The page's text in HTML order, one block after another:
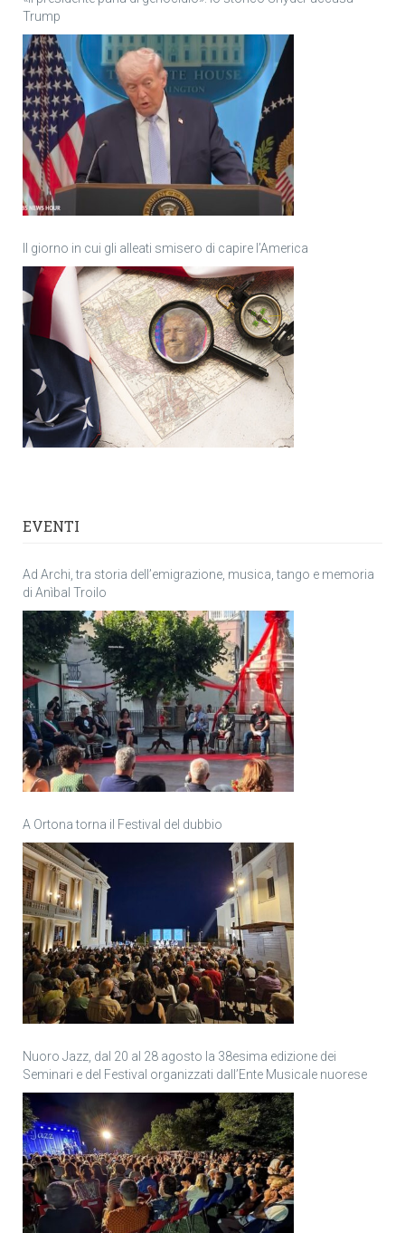
Trump
Il giorno in cui gli alleati smisero di capire l’America
EVENTI
Ad Archi, tra storia dell’emigrazione, musica, tango e memoria
di Anìbal Troilo
A Ortona torna il Festival del dubbio
Nuoro Jazz, dal 20 al 28 agosto la 38esima edizione dei
Seminari e del Festival organizzati dall’Ente Musicale nuorese